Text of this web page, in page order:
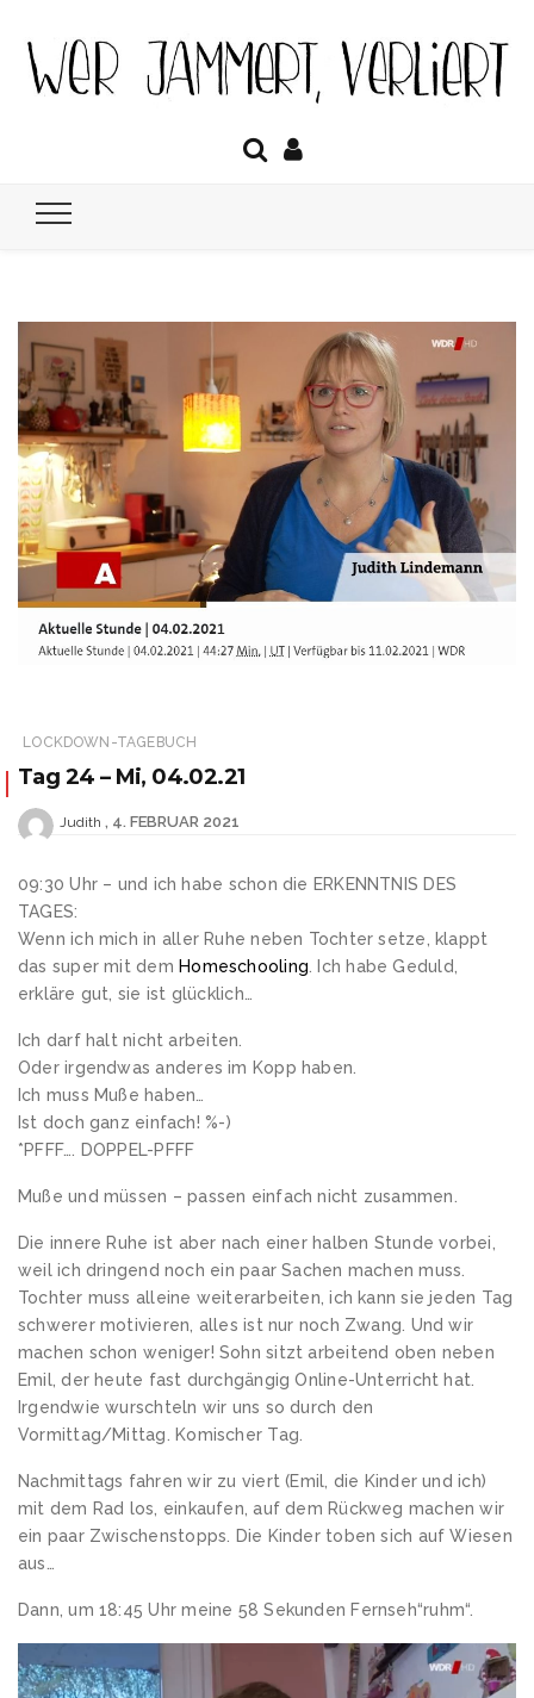
Wer jammert
Das Tagebuch über Lockdown, Homeschooling, Optimismus &
Co.
LOCKDOWN-TAGEBUCH
Tag 24 – Mi, 04.02.21
Judith 4. FEBRUAR 2021
09:30 Uhr – und ich habe schon die ERKENNTNIS DES
TAGES:
Wenn ich mich in aller Ruhe neben Tochter setze, klappt
das super mit demHomeschooling . Ich habe Geduld,
erkläre gut, sie ist glücklich…
Ich darf halt nicht arbeiten.
Oder irgendwas anderes im Kopp haben.
Ich muss Muße haben…
Ist doch ganz einfach! %-)
*PFFF…. DOPPEL-PFFF
Muße und müssen – passen einfach nicht zusammen.
Die innere Ruhe ist aber nach einer halben Stunde vorbei,
weil ich dringend noch ein paar Sachen machen muss.
Tochter muss alleine weiterarbeiten, ich kann sie jeden Tag
schwerer motivieren, alles ist nur noch Zwang. Und wir
machen schon weniger! Sohn sitzt arbeitend oben neben
Emil, der heute fast durchgängig Online-Unterricht hat.
Irgendwie wurschteln wir uns so durch den
Vormittag/Mittag. Komischer Tag.
Nachmittags fahren wir zu viert (Emil, die Kinder und ich)
mit dem Rad los, einkaufen, auf dem Rückweg machen wir
ein paar Zwischenstopps. Die Kinder toben sich auf Wiesen
aus…
Dann, um 18:45 Uhr meine 58 Sekunden Fernseh“ruhm“.